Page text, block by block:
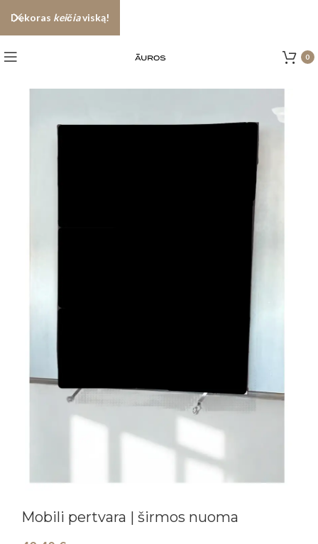
0
Mobili pertvara | širmos nuoma
Dekoras keičiaviską!